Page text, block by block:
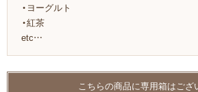
・ヨーグルト
・紅茶
etc…